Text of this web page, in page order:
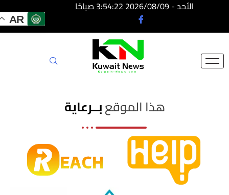
الأحد - 2026/08/09 3:54:22 صباحًا
AR
NE
NEWS
ELEMENTOR
هذا الموقعبــرعاية